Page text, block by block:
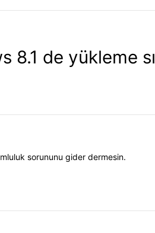
8.1 de yükleme
sorununu gider dermesin.